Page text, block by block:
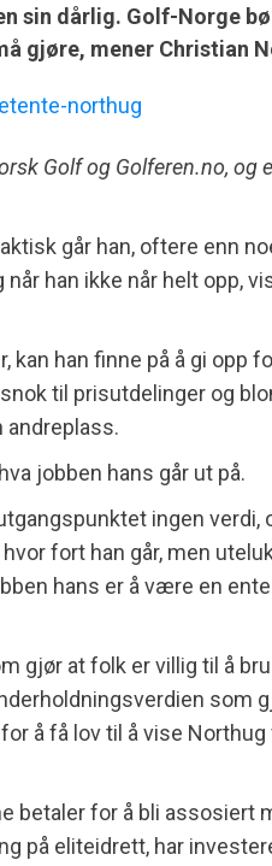
sin dårlig. Golf-Norge
gjøre, mener Christian
Golf og Golferen.no, og
går han, oftere enn
når han ikke når helt opp,
kan han finne på å gi opp
til prisutdelinger og
andreplass.
jobben hans går ut på.
ingen verdi,
fort han går, men
hans er å være en
gjør at folk er villig til å
som
å få lov til å vise Northug
betaler for å bli assosiert
på eliteidrett, har